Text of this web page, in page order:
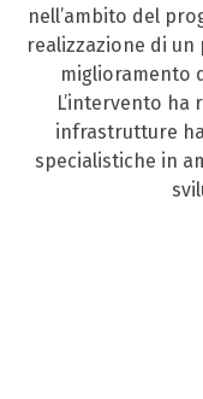
nell’ambito del
realizzazione di
miglioramento
L’intervento ha
infrastrutture
specialistiche in